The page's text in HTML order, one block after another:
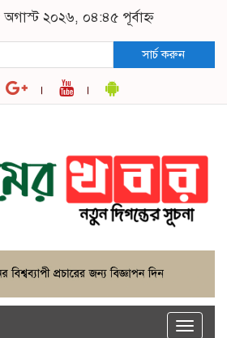
২০২৬, ০৪:৪৫ পূর্বাহ্ন
সার্চ করুন
Toggle